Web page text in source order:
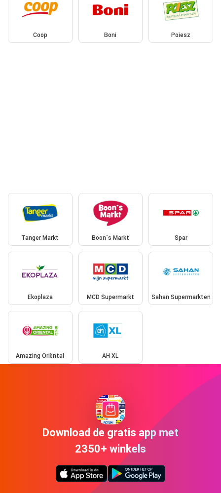
Coop Boni Poiesz
Tanger Markt Boon`s Markt Spar
Ekoplaza MCD Supermarkt Sahan Supermarkten
Amazing Oriëntal AH XL
Download de gratis app met
2350+ winkels